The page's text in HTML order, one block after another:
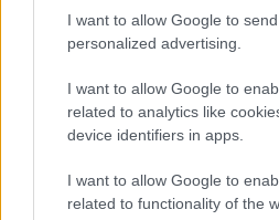
I want to allow Google to
personalized advertising.
I want to allow Google to
related to analytics like
device identifiers in apps.
I want to allow Google to
related to functionality of the